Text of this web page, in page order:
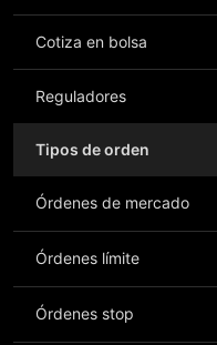
Cotiza en bolsa
Reguladores
Tipos de orden
Órdenes de mercado
Órdenes límite
Órdenes stop